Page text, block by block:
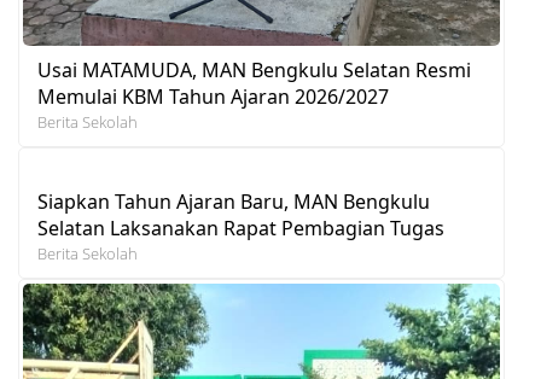
Usai MATAMUDA, MAN Bengkulu Selatan Resmi
Memulai KBM Tahun Ajaran 2026/2027
Berita Sekolah
Siapkan Tahun Ajaran Baru, MAN Bengkulu
Selatan Laksanakan Rapat Pembagian Tugas
Berita Sekolah